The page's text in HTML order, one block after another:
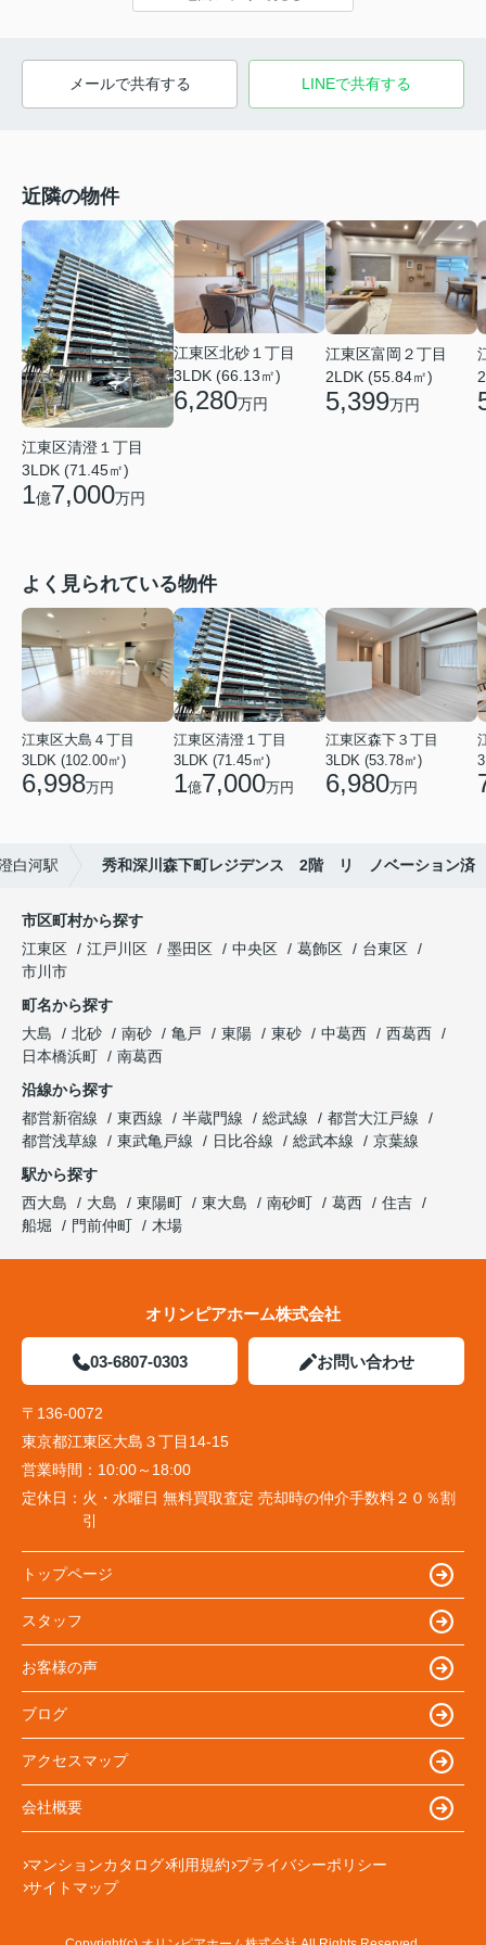
メールで共有する LINEで共有する
近隣の物件
江東区清澄１丁目
3LDK (71.45㎡)
1億7,000万円
江東区北砂１丁目
3LDK (66.13㎡)
6,280万円
江東区富岡２丁目
2LDK (55.84㎡)
5,399万円
よく見られている物件
江東区大島４丁目
3LDK (102.00㎡)
6,998万円
江東区清澄１丁目
3LDK (71.45㎡)
1億7,000万円
江東区森下３丁目
3LDK (53.78㎡)
6,980万円
白河駅 秀和深川森下町レジデンス 2階 リ ノベーション済
市区町村から探す
江東区
江戸川区 墨田区 中央区 葛飾区
台東区
市川市
町名から探す
大島
北砂 南砂 亀戸 東陽 東砂 中葛西
西葛西
日本橋浜町
南葛西
沿線から探す
都営新宿線
東西線 半蔵門線 総武線
都営大江戸線
都営浅草線
東武亀戸線 日比谷線 総武本線
京葉線
駅から探す
西大島
大島 東陽町 東大島 南砂町 葛西
住吉
船堀
門前仲町 木場
オリンピアホーム株式会社
03-6807-0303 お問い合わせ
〒136-0072
東京都江東区大島３丁目14-15
営業時間： 10:00～18:00
定休日： 火・水曜日 無料買取査定 売却時の仲介手数料２０％割
引
トップページ
スタッフ
お客様の声
ブログ
アクセスマップ
会社概要
マンションカタログ 利用規約 プライバシーポリシー
サイトマップ